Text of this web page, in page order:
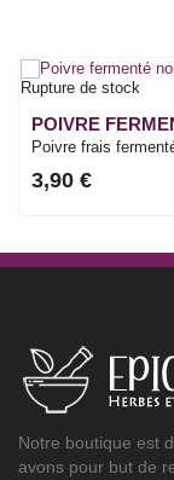
Rupture de stock
POIVRE
Poivre frais
3,90 €
Notre boutique est
avons pour but de